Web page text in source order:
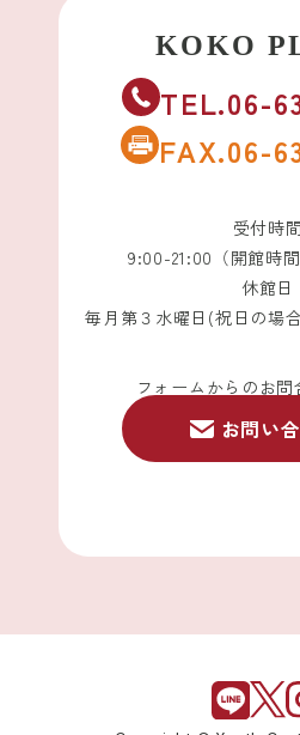
TEL.06-
FAX.06-
受付時間
9:00-21:00（開館時間
休館日
毎月第３水曜日(祝日の場
フォームからのお問
お問い